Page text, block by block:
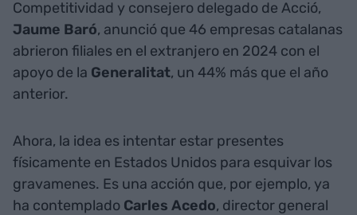
Competitividad y consejero delegado de Acció,
Jaume Baró, anunció que 46 empresas catalanas
abrieron filiales en el extranjero en 2024 con el
apoyo de la Generalitat, un 44% más que el año
anterior.
Ahora, la idea es intentar estar presentes
físicamente en Estados Unidos para esquivar los
gravamenes. Es una acción que, por ejemplo, ya
ha contemplado Carles Acedo, director general